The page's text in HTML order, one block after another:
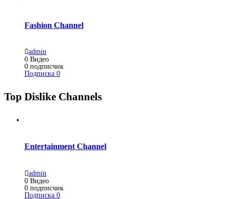
Fashion Channel
admin
0 Видео
0 подписчик
Подписка 0
Top Dislike Channels
Entertainment Channel
admin
0 Видео
0 подписчик
Подписка 0